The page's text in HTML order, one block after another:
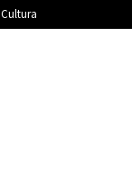
Cultura